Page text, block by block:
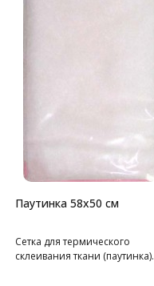
Паутинка 58х50 см
Сетка для термического
склеивания ткани (паутинка).